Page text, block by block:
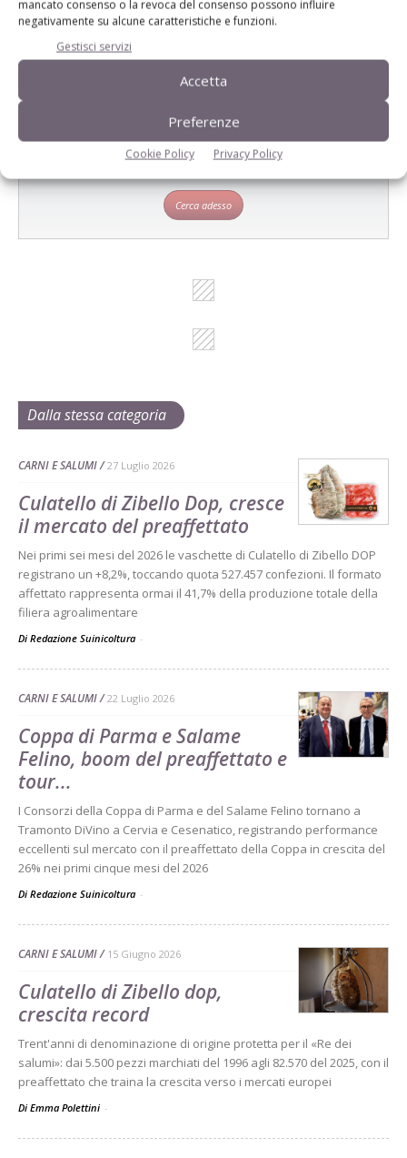
mancato consenso o la revoca del consenso possono influire
negativamente su alcune caratteristiche e funzioni.
Gestisci servizi
Accetta
Preferenze
Cookie Policy Privacy Policy
L'Esperto risponde
Cerca adesso
Dalla stessa categoria
CARNI E SALUMI 27 Luglio 2026
Culatello di Zibello Dop, cresce
il mercato del preaffettato
Nei primi sei mesi del 2026 le vaschette di Culatello di Zibello DOP
registrano un +8,2%, toccando quota 527.457 confezioni. Il formato
affettato rappresenta ormai il 41,7% della produzione totale della
filiera agroalimentare
Di Redazione Suinicoltura -
CARNI E SALUMI 22 Luglio 2026
Coppa di Parma e Salame
Felino, boom del preaffettato e
tour...
I Consorzi della Coppa di Parma e del Salame Felino tornano a
Tramonto DiVino a Cervia e Cesenatico, registrando performance
eccellenti sul mercato con il preaffettato della Coppa in crescita del
26% nei primi cinque mesi del 2026
Di Redazione Suinicoltura -
CARNI E SALUMI 15 Giugno 2026
Culatello di Zibello dop,
crescita record
Trent'anni di denominazione di origine protetta per il «Re dei
salumi»: dai 5.500 pezzi marchiati del 1996 agli 82.570 del 2025, con il
preaffettato che traina la crescita verso i mercati europei
Di Emma Polettini -